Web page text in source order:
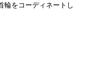
輪をコーディネートし